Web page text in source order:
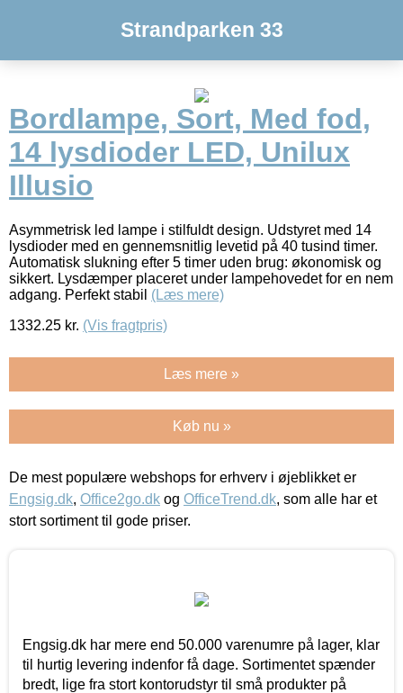
Strandparken 33
Bordlampe, Sort, Med fod,
14 lysdioder LED, Unilux
Illusio
Asymmetrisk led lampe i stilfuldt design. Udstyret med 14
lysdioder med en gennemsnitlig levetid på 40 tusind timer.
Automatisk slukning efter 5 timer uden brug: økonomisk og
sikkert. Lysdæmper placeret under lampehovedet for en nem
adgang. Perfekt stabil (Læs mere)
1332.25 kr. (Vis fragtpris)
Læs mere »
Køb nu »
De mest populære webshops for erhverv i øjeblikket er
Engsig.dk, Office2go.dk og OfficeTrend.dk, som alle har et
stort sortiment til gode priser.
Engsig.dk har mere end 50.000 varenumre på lager, klar
til hurtig levering indenfor få dage. Sortimentet spænder
bredt, lige fra stort kontorudstyr til små produkter på